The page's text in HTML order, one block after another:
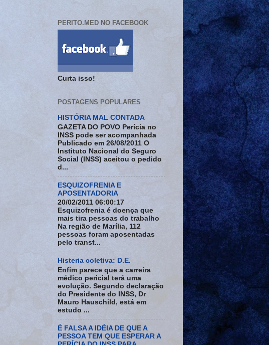
PERITO.MED NO FACEBOOK
Curta isso!
POSTAGENS POPULARES
HISTÓRIA MAL CONTADA
GAZETA DO POVO Perícia no
INSS pode ser acompanhada
Publicado em 26/08/2011 O
Instituto Nacional do Seguro
Social (INSS) aceitou o pedido
d...
ESQUIZOFRENIA E
APOSENTADORIA
20/02/2011 06:00:17
Esquizofrenia é doença que
mais tira pessoas do trabalho
Na região de Marília, 112
pessoas foram aposentadas
pelo transt...
Histeria coletiva: D.E.
Enfim parece que a carreira
médico pericial terá uma
evolução. Segundo declaração
do Presidente do INSS, Dr
Mauro Hauschild, está em
estudo ...
É FALSA A IDÉIA DE QUE A
PESSOA TEM QUE ESPERAR A